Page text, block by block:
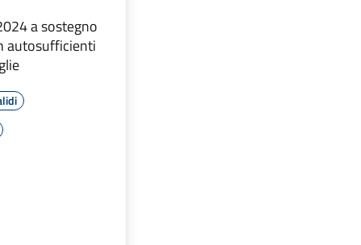
a sostegno
autosufficienti